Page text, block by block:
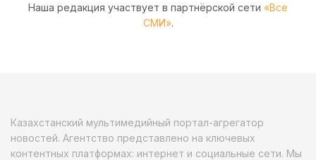
Наша редакция участвует в партнёрской сети «Все
СМИ».
Казахстанский мультимедийный портал-агрегатор
новостей. Агентство представлено на ключевых
контентных платформах: интернет и социальные сети. Мы